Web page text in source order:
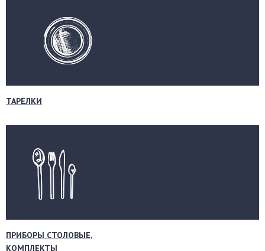
ТАРЕЛКИ
ПРИБОРЫ СТОЛОВЫЕ,
КОМПЛЕКТЫ